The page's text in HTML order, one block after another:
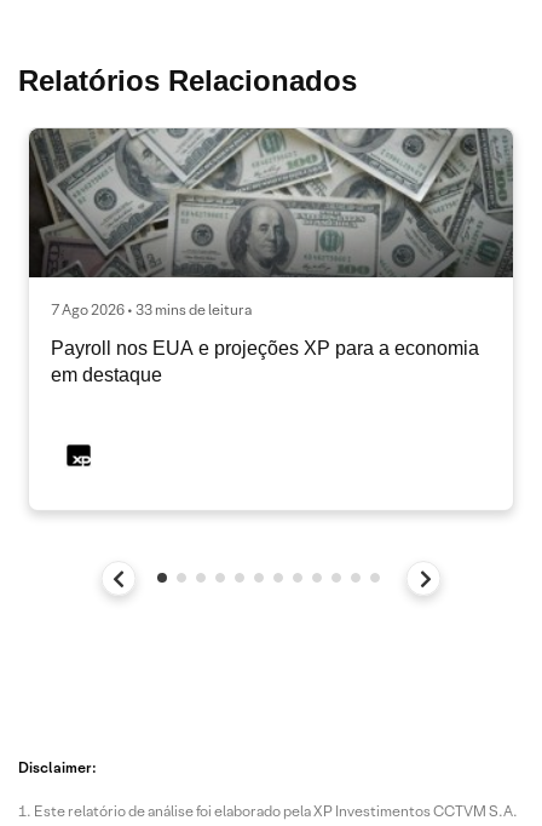
Relatórios Relacionados
7 Ago 2026 • 33 mins de leitura
Payroll nos EUA e projeções XP para a economia
em destaque
Disclaimer:
Este relatório de análise foi elaborado pela XP Investimentos CCTVM S.A.